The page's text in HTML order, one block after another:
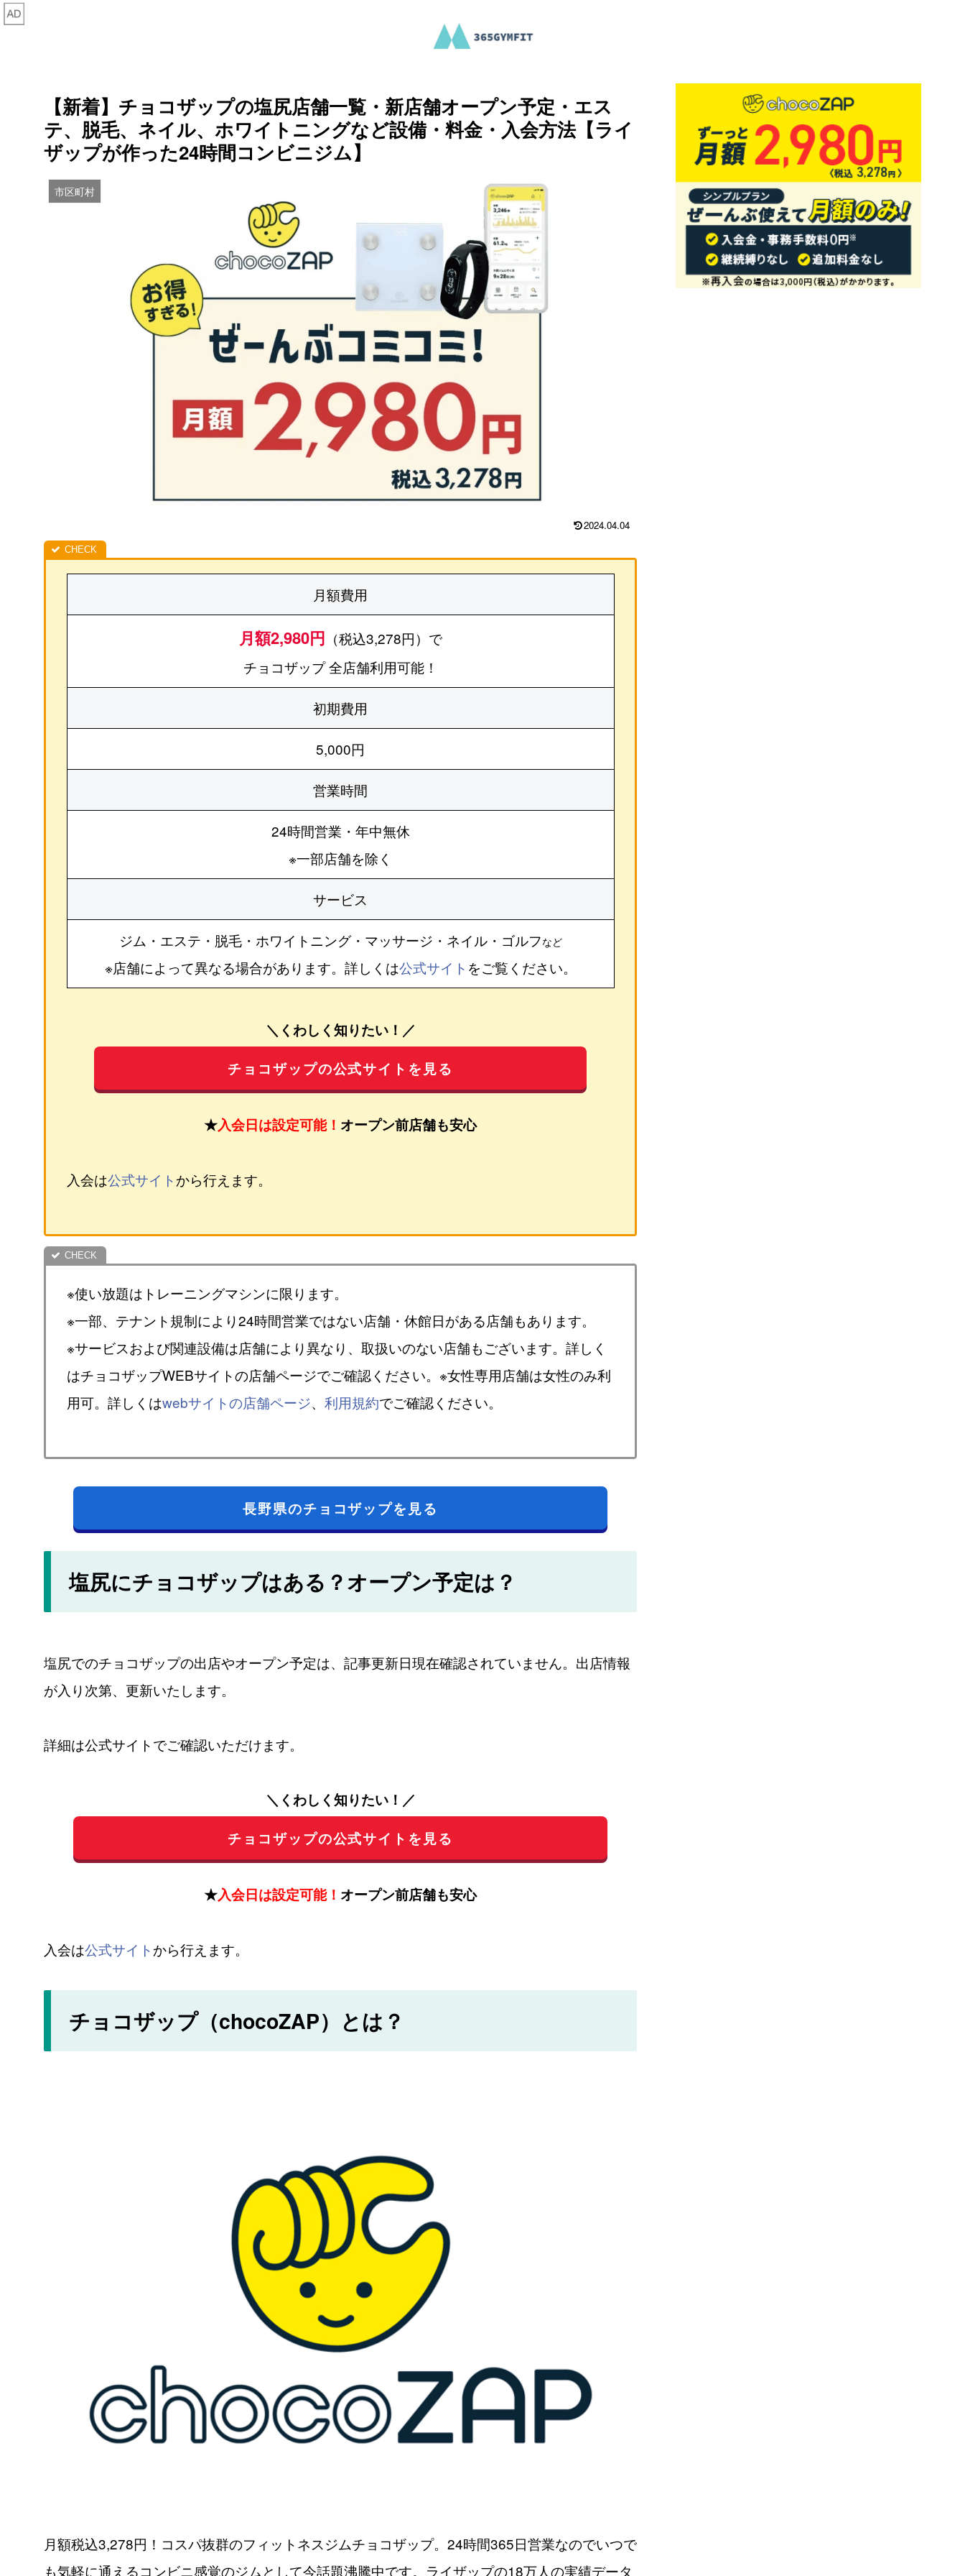
【新着】チョコザップの塩尻店舗一覧・新店舗オープン予定・エス
テ、脱毛、ネイル、ホワイトニングなど設備・料金・入会方法【ライ
ザップが作った24時間コンビニジム】
市区町村
2024.04.04
月額費用
月額2,980円 （税込3,278円）で
チョコザップ 全店舗利用可能！
初期費用
5,000円
営業時間
24時間営業・年中無休
※一部店舗を除く
サービス
ジム・エステ・脱毛・ホワイトニング・マッサージ・ネイル・ゴルフなど
※店舗によって異なる場合があります。詳しくは公式サイト をご覧ください。
＼くわしく知りたい！／
チョコザップの公式サイトを見る
★入会日は設定可能！ オープン前店舗も安心
入会は公式サイトから行えます。
※使い放題はトレーニングマシンに限ります。
※一部、テナント規制により24時間営業ではない店舗・休館日がある店舗もあります。
※サービスおよび関連設備は店舗により異なり、取扱いのない店舗もございます。詳しく
はチョコザップWEBサイトの店舗ページでご確認ください。※女性専用店舗は女性のみ利
用可。詳しくはwebサイトの店舗ページ、 利用規約でご確認ください。
長野県のチョコザップを見る
塩尻にチョコザップはある？オープン予定は？
塩尻でのチョコザップの出店やオープン予定は、記事更新日現在確認されていません。出店情報
が入り次第、更新いたします。
詳細は公式サイトでご確認いただけます。
＼くわしく知りたい！／
チョコザップの公式サイトを見る
★入会日は設定可能！ オープン前店舗も安心
入会は公式サイトから行えます。
チョコザップ（chocoZAP）とは？
月額税込3,278円！コスパ抜群のフィットネスジムチョコザップ。24時間365日営業なのでいつで
も気軽に通えるコンビニ感覚のジムとして今話題沸騰中です。ライザップの18万人の実績データ